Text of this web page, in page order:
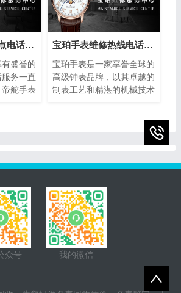
为许多
下面将
的方
手表的
情况。在这种情况下，芝柏
手表维修售后部热线电话成
为了芝柏手表拥有者的救
星。
帝舵手表售后网点电话查询(全国服务网点查询方法)
盛誉的
务一直
舵手表
宝珀手表维修热线电话(售后服务专线)
宝珀手表是一家享誉全球的
高级钟表品牌，以其卓越的
制表工艺和精湛的机械技术
保养。为了提供最好的售后
众号 我的微信